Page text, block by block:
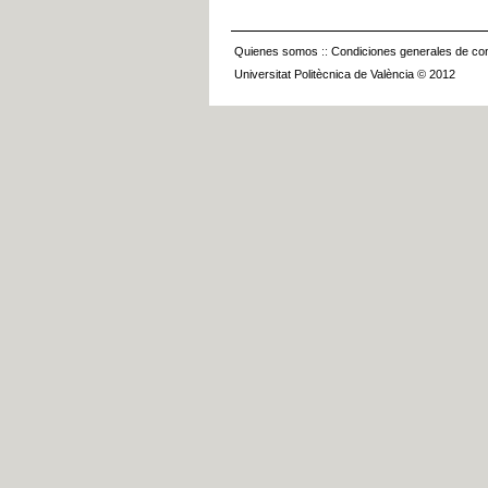
Quienes somos :: Condiciones generales de
Universitat Politècnica de València © 2012